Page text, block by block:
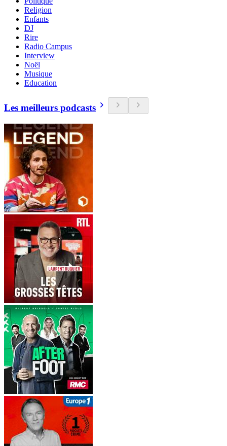
Religion
Enfants
DJ
Rire
Radio Campus
Interview
Noël
Musique
Education
Les meilleurs podcasts